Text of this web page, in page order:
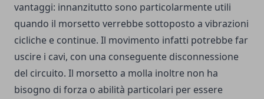
vantaggi: innanzitutto sono particolarmente utili
quando il morsetto verrebbe sottoposto a vibrazioni
cicliche e continue. Il movimento infatti potrebbe far
uscire i cavi, con una conseguente disconnessione
del circuito. Il morsetto a molla inoltre non ha
bisogno di forza o abilità particolari per essere